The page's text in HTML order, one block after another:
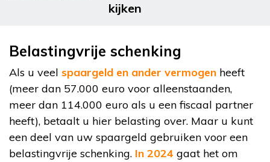
kijken
Belastingvrije schenking
Als u veel spaargeld en ander vermogen heeft
(meer dan 57.000 euro voor alleenstaanden,
meer dan 114.000 euro als u een fiscaal partner
heeft), betaalt u hier belasting over. Maar u kunt
een deel van uw spaargeld gebruiken voor een
belastingvrije schenking. In 2024 gaat het om